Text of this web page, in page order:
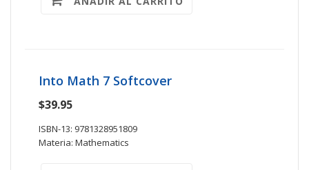
Into Math 7 Softcover
$39.95
ISBN-13: 9781328951809
Materia: Mathematics